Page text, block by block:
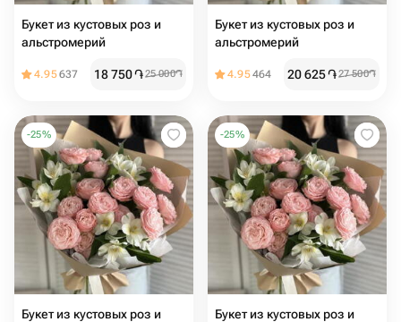
Букет из кустовых роз и
альстромерий
4.95637 18 750֏25 000֏
Букет из кустовых роз и
альстромерий
4.95464 20 625֏27 500֏
-25%
Букет из кустовых роз и
-25%
Букет из кустовых роз и